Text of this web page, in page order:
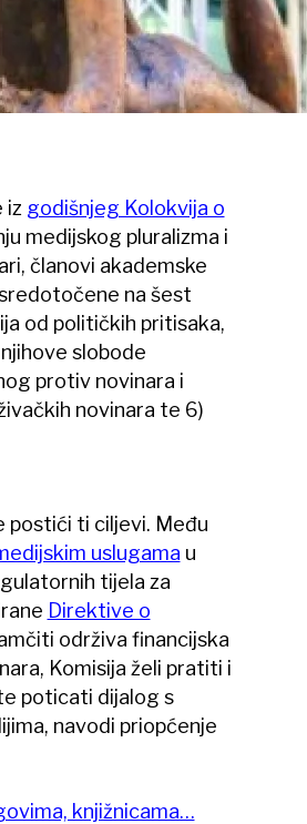
iz godišnjeg Kolokvija o
medijskog pluralizma i
članovi akademske
na šest
od političkih pritisaka,
slobode
protiv novinara i
novinara te 6)
postići ti ciljevi. Među
uslugama u
tijela za
Direktive o
održiva financijska
Komisija želi pratiti i
poticati dijalog s
navodi priopćenje
knjižnicama…